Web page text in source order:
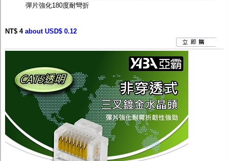
彈片強化180度耐彎折
NT$ 4 about USD$ 0.12